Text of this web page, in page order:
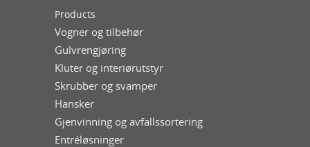
Products
Vogner og tilbehør
Gulvrengjøring
Kluter og interiørutstyr
Skrubber og svamper
Hansker
Gjenvinning og avfallssortering
Entréløsninger